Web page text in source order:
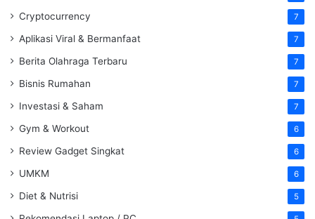
Cryptocurrency 7
Aplikasi Viral & Bermanfaat 7
Berita Olahraga Terbaru 7
Bisnis Rumahan 7
Investasi & Saham 7
Gym & Workout 6
Review Gadget Singkat 6
UMKM 6
Diet & Nutrisi 5